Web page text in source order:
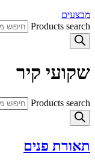
מבצעים
Products search
שקועי קיר
Products search
תאורת פנים